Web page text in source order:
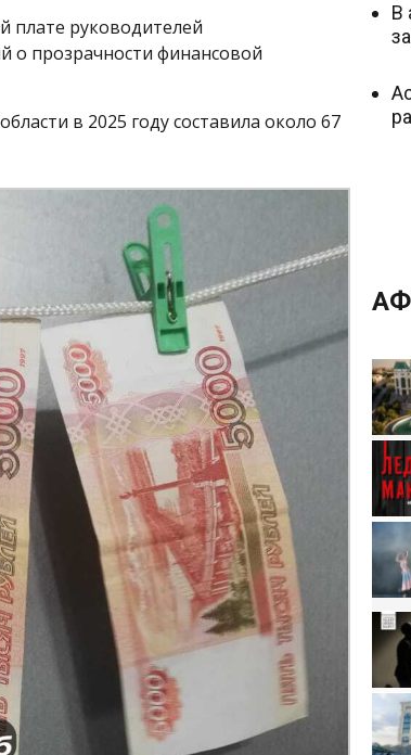
плате руководителей
о прозрачности финансовой
в 2025 году составила около 67
В